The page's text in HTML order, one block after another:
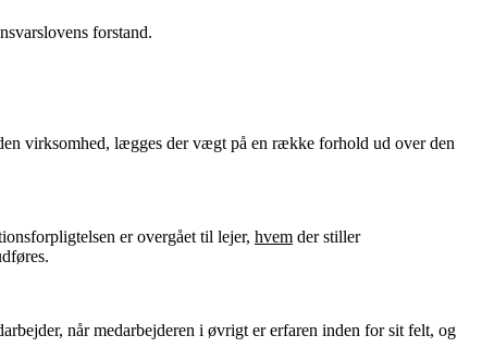
forstand.
virksomhed, lægges der vægt på en række forhold ud over den
er overgået til lejer, hvem der stiller
når medarbejderen i øvrigt er erfaren inden for sit felt, og